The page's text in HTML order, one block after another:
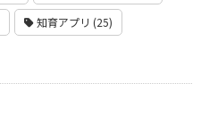
知育アプリ (25)